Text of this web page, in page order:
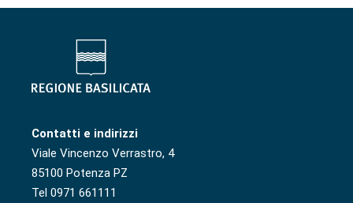
Contatti e indirizzi
Viale Vincenzo Verrastro, 4
85100 Potenza PZ
Tel 0971 661111